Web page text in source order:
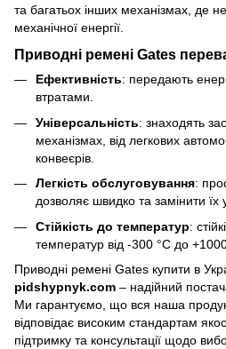
та багатьох інших механізмах, де
механічної енергії.
Приводні ремені Gates
Ефективність: передають
втратами.
Універсальність: знаходять
механізмах, від легкових
конвеєрів.
Легкість обслуговування:
дозволяє швидко та замінити їх
Стійкість до температур:
температур від -300 °C до
Приводні ремені Gates купити в
pidshypnyk.com – надійний
Ми гарантуємо, що вся наша
відповідає високим стандартам
підтримку та консультації щодо